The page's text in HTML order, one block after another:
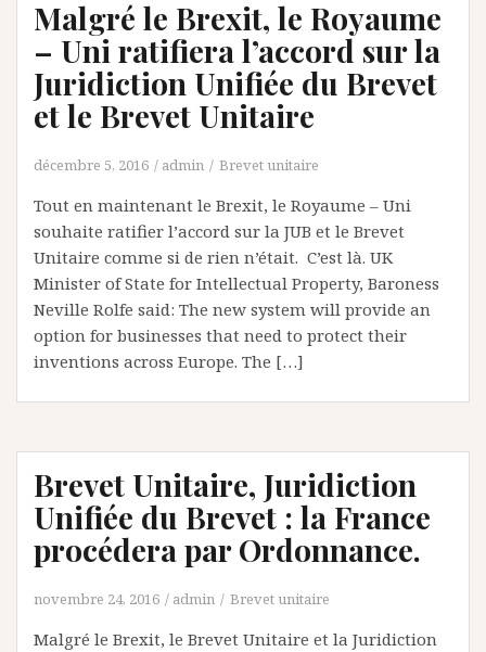
Malgré le Brexit, le Royaume
– Uni ratifiera l’accord sur la
Juridiction Unifiée du Brevet
et le Brevet Unitaire
décembre 5, 2016 admin Brevet unitaire
Tout en maintenant le Brexit, le Royaume – Uni
souhaite ratifier l’accord sur la JUB et le Brevet
Unitaire comme si de rien n’était. C’est là. UK
Minister of State for Intellectual Property, Baroness
Neville Rolfe said: The new system will provide an
option for businesses that need to protect their
inventions across Europe. The […]
Brevet Unitaire, Juridiction
Unifiée du Brevet : la France
procédera par Ordonnance.
novembre 24, 2016 admin Brevet unitaire
Malgré le Brexit, le Brevet Unitaire et la Juridiction